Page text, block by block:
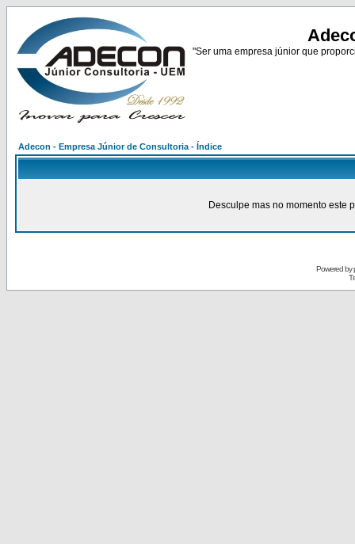
"Ser uma empresa júnior que
Adecon - Empresa Júnior de Consultoria - Índice
Desculpe mas no momento este
Powered by